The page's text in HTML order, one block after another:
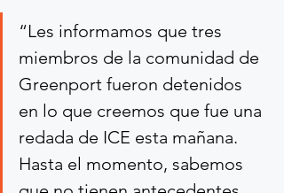
“Les informamos que tres
miembros de la comunidad de
Greenport fueron detenidos
en lo que creemos que fue una
redada de ICE esta mañana.
Hasta el momento, sabemos